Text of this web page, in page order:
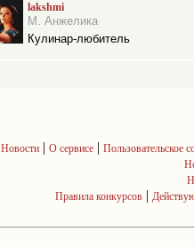
lakshmi
М. Анжелика
Кулинар-любитель
Новости| О сервисе| Пользовательское
Правила конкурсов |